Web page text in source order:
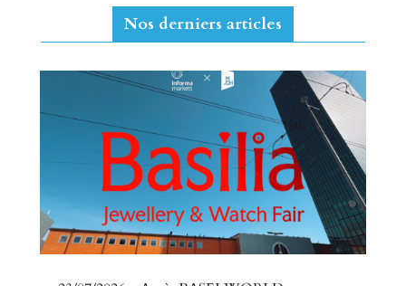
Nos derniers articles